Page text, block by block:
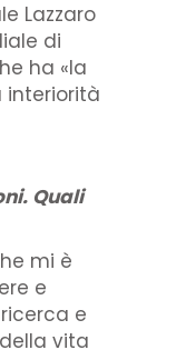
Lazzaro
di
ha «la
interiorità
Quali
mi è
e
e
vita